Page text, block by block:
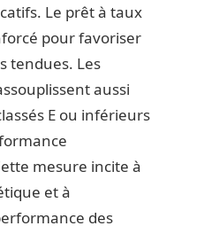
Le prêt à taux
pour favoriser
tendues. Les
aussi
E ou inférieurs
mesure incite à
et à
des